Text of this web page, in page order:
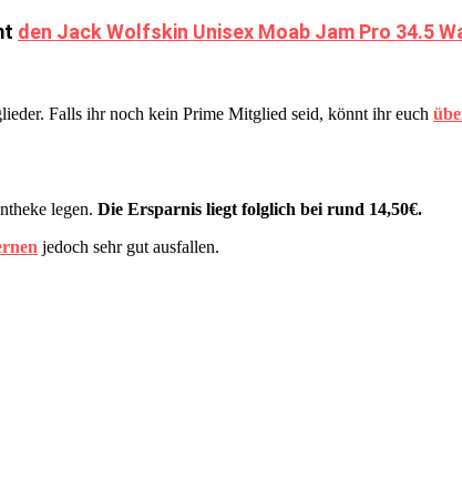
den Jack Wolfskin Unisex Moab Jam Pro 34.5
Falls ihr noch kein Prime Mitglied seid, könnt ihr euch
legen. Die Ersparnis liegt folglich bei rund 14,50€.
jedoch sehr gut ausfallen.